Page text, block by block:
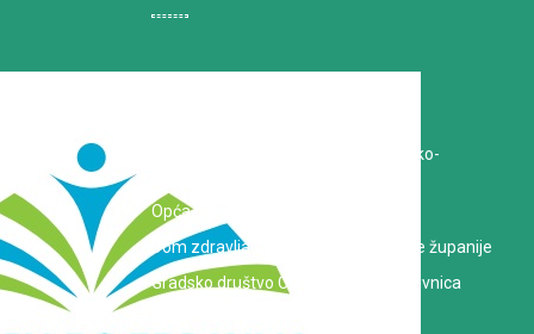
Zavod za javno zdravstvo Koprivničko-
Opća bolnica dr. Tomislav Bardek
Dom zdravlja Koprivničko-križevačke županije
Gradsko društvo Crvenog križa Koprivnica